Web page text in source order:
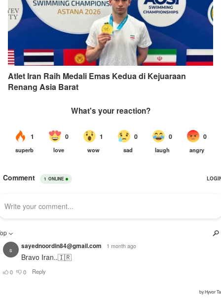
Atlet Iran Raih Medali Emas Kedua di Kejuaraan
Renang Asia Barat